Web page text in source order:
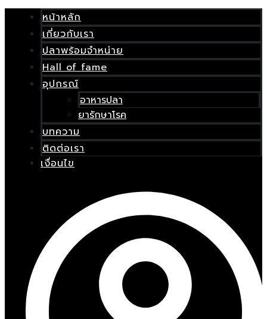
หน้าหลัก
เกี่ยวกับเรา
ปลาพร้อมจำหน่าย
Hall of fame
อุปกรณ์
อาหารปลา
ยารักษาโรค
บทความ
ติดต่อเรา
เงื่อนไข